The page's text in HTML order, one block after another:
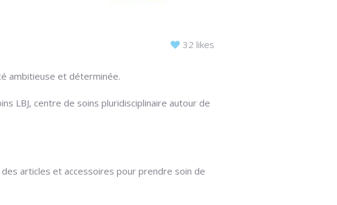
32 likes
ambitieuse et déterminée.
LBJ, centre de soins pluridisciplinaire autour de
articles et accessoires pour prendre soin de